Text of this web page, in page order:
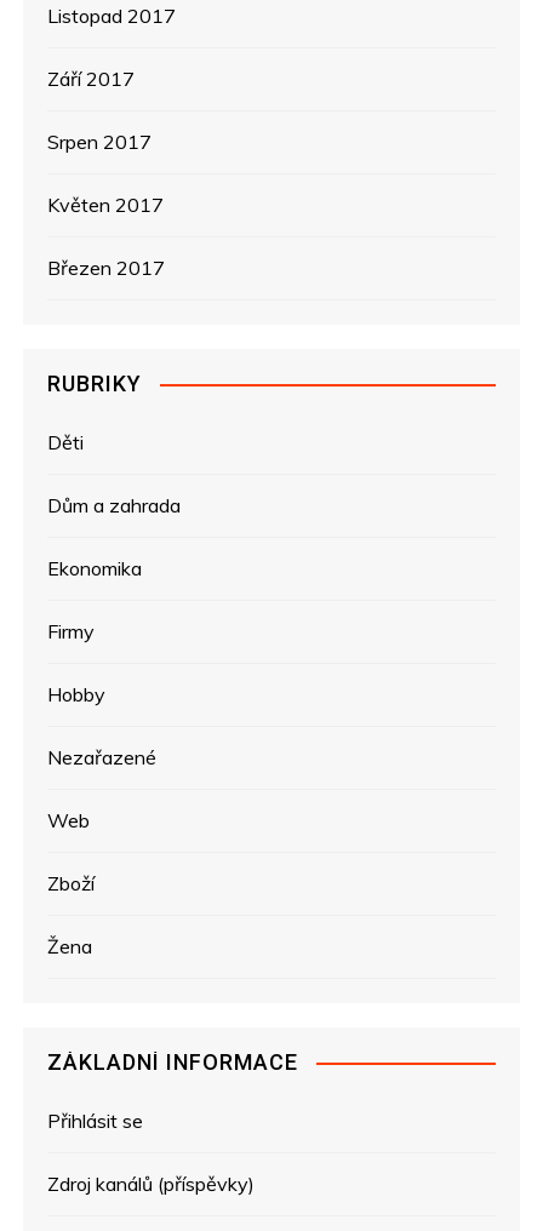
Listopad 2017
Září 2017
Srpen 2017
Květen 2017
Březen 2017
RUBRIKY
Děti
Dům a zahrada
Ekonomika
Firmy
Hobby
Nezařazené
Web
Zboží
Žena
ZÁKLADNÍ INFORMACE
Přihlásit se
Zdroj kanálů (příspěvky)